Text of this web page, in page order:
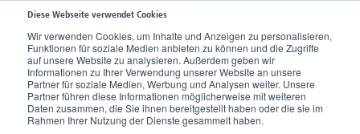
Diese Webseite verwendet Cookies
Wir verwenden Cookies, um Inhalte und Anzeigen zu personalisieren,
Funktionen für soziale Medien anbieten zu können und die Zugriffe
auf unsere Website zu analysieren. Außerdem geben wir
Informationen zu Ihrer Verwendung unserer Website an unsere
Partner für soziale Medien, Werbung und Analysen weiter. Unsere
Partner führen diese Informationen möglicherweise mit weiteren
Daten zusammen, die Sie ihnen bereitgestellt haben oder die sie im
Rahmen Ihrer Nutzung der Dienste gesammelt haben.
Home Produkte Bandagen, Orthesen und Therapieschuhe
Fuß
Dynamics Fersenkissen